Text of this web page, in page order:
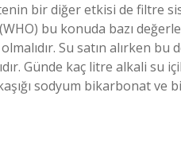
bir diğer etkisi de filtre
bu konuda bazı
Su satın alırken bu
Günde kaç litre alkali su
sodyum bikarbonat ve